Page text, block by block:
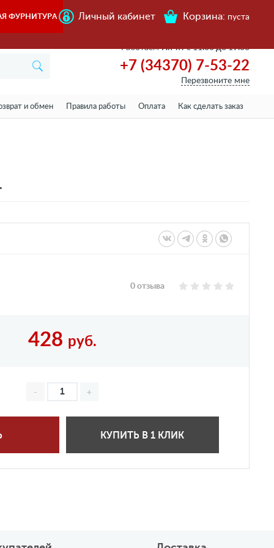
ФУРНИТУРА Личный кабинет Корзина: пуста
РаботаемПн-пт с 11.00 до 19.00
+7 (34370) 7-53-22
Перезвоните мне
и обмен Правила работы Оплата Как сделать заказ
0 отзыва
428 руб.
КУПИТЬ В 1 КЛИК